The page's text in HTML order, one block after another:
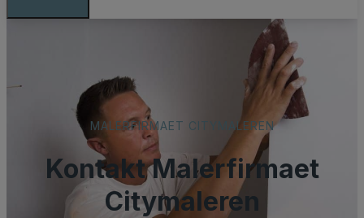
​MALERFIRMAET CITYMALEREN
Kontakt​ Malerfirmaet
Citymaleren